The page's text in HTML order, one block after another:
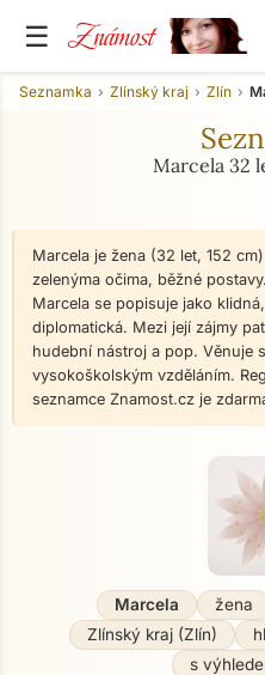
☰ Známost
Seznamka Zlínský kraj Zlín
Marcela 32
Marcela je žena (32 let, 152
zelenýma očima, běžné
Marcela se popisuje jako
diplomatická. Mezi její zájmy
hudební nástroj a pop. Věnuje
vysokoškolským vzděláním.
seznamce Znamost.cz je
Marcela žena
Zlínský kraj (Zlín)
s